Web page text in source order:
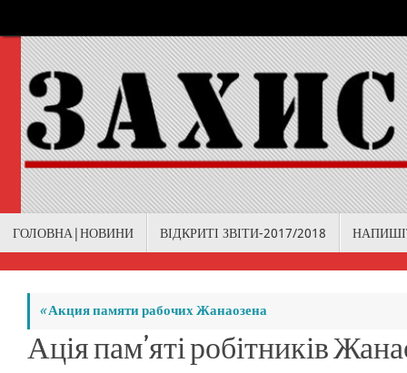
to
content
ГОЛОВНА|НОВИНИ ВІДКРИТІ ЗВІТИ-2017/2018
«Акция памяти рабочих Жанаозена
Ація пам’яті робітників